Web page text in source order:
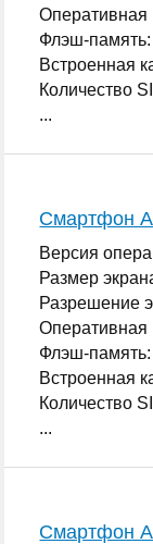
Оперативная
Флэш-
Встроенная
Количество
...
Смартфон
Версия
Размер
Разрешение
Оперативная
Флэш-
Встроенная
Количество
...
Смартфон